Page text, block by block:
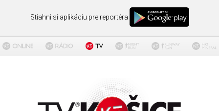
Stiahni si aplikáciu pre reportéra